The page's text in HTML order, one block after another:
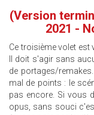
(Version
2021 -
Ce troisième volet est
Il doit s'agir sans
de portages/
mal de points : le
pas encore. Si vous
opus, sans souci